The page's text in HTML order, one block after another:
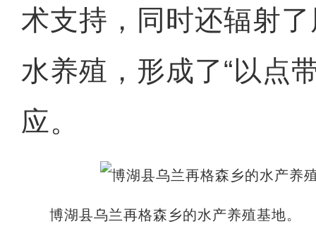
术支持，同时还辐射
水养殖，形成了“以点
应。
博湖县乌兰再格森乡的水产养殖基地